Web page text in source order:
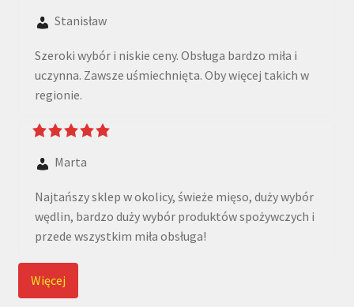
Stanisław
Szeroki wybór i niskie ceny. Obsługa bardzo miła i
uczynna. Zawsze uśmiechnięta. Oby więcej takich w
regionie.
Marta
Najtańszy sklep w okolicy, świeże mięso, duży wybór
wędlin, bardzo duży wybór produktów spożywczych i
przede wszystkim miła obsługa!
Więcej